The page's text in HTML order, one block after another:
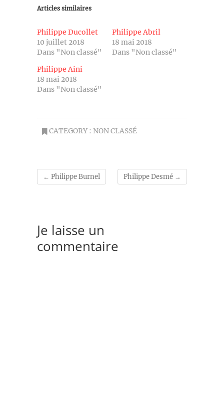
Articles similaires
Philippe Ducollet
10 juillet 2018
Dans "Non classé"
Philippe Abril
18 mai 2018
Dans "Non classé"
Philippe Aini
18 mai 2018
Dans "Non classé"
CATEGORY : NON CLASSÉ
← Philippe Burnel Philippe Desmé →
Je laisse un
commentaire